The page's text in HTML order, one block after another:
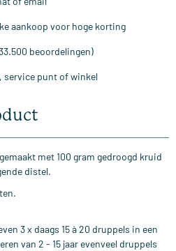
aankoop voor hoge korting
beoordelingen)
service punt of winkel
met 100 gram gedroogd kruid
distel.
3 x daags 15 à 20 druppels in een
van 2 - 15 jaar evenveel druppels